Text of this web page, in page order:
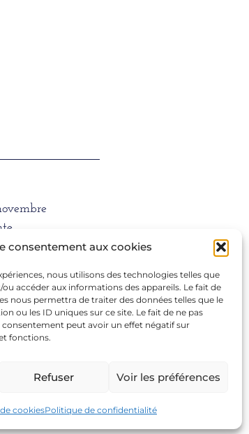
consentement aux cookies
nous utilisons des technologies telles que
accéder aux informations des appareils. Le fait de
nous permettra de traiter des données telles que le
ou les ID uniques sur ce site. Le fait de ne pas
peut avoir un effet négatif sur
fonctions.
Refuser Voir les préférences
cookiesPolitique de confidentialité